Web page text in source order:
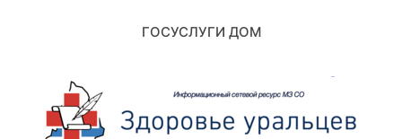
ГОСУСЛУГИ ДОМ